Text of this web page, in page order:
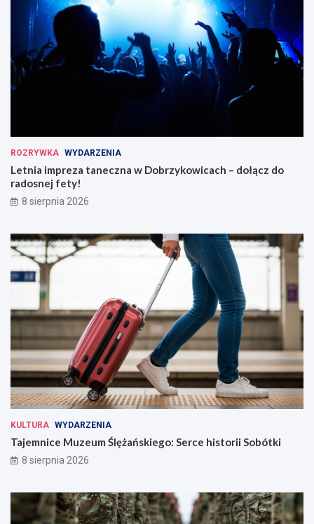
ROZRYWKA WYDARZENIA
Letnia impreza taneczna w Dobrzykowicach – dołącz do
radosnej fety!
8 sierpnia 2026
KULTURA WYDARZENIA
Tajemnice Muzeum Ślężańskiego: Serce historii Sobótki
8 sierpnia 2026